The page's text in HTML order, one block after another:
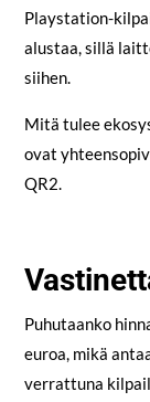
Playstation-
alustaa, sillä
siihen.
Mitä tulee
ovat
QR2.
Puhutaanko
euroa, mikä
verrattuna